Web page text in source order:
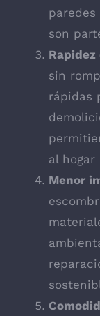
son
sin
rápidas
al
Menor